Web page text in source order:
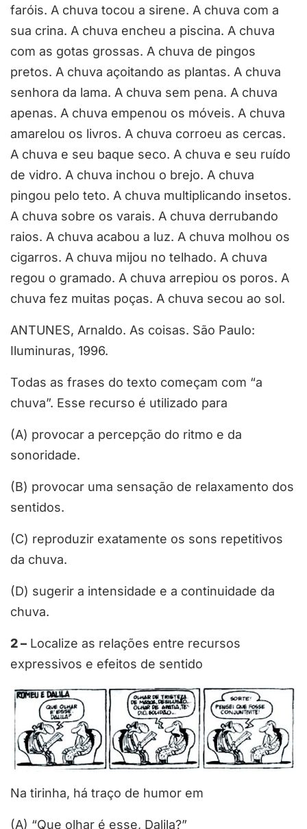
faróis. A chuva tocou a sirene. A chuva com a
sua crina. A chuva encheu a piscina. A chuva
com as gotas grossas. A chuva de pingos
pretos. A chuva açoitando as plantas. A chuva
senhora da lama. A chuva sem pena. A chuva
apenas. A chuva empenou os móveis. A chuva
amarelou os livros. A chuva corroeu as cercas.
A chuva e seu baque seco. A chuva e seu ruído
de vidro. A chuva inchou o brejo. A chuva
pingou pelo teto. A chuva multiplicando insetos.
A chuva sobre os varais. A chuva derrubando
raios. A chuva acabou a luz. A chuva molhou os
cigarros. A chuva mijou no telhado. A chuva
regou o gramado. A chuva arrepiou os poros. A
chuva fez muitas poças. A chuva secou ao sol.
ANTUNES, Arnaldo. As coisas. São Paulo:
Iluminuras, 1996.
Todas as frases do texto começam com “a
chuva”. Esse recurso é utilizado para
(A) provocar a percepção do ritmo e da
sonoridade.
(B) provocar uma sensação de relaxamento dos
sentidos.
(C) reproduzir exatamente os sons repetitivos
da chuva.
(D) sugerir a intensidade e a continuidade da
chuva.
2 – Localize as relações entre recursos
expressivos e efeitos de sentido
Na tirinha, há traço de humor em
(A) “Que olhar é esse, Dalila?”